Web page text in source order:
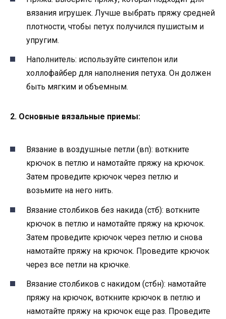
вязания игрушек. Лучше выбрать пряжу средней
плотности, чтобы петух получился пушистым и
упругим.
Наполнитель: используйте синтепон или
холлофайбер для наполнения петуха. Он должен
быть мягким и объемным.
2. Основные вязальные приемы:
Вязание в воздушные петли (вп): воткните
крючок в петлю и намотайте пряжу на крючок.
Затем проведите крючок через петлю и
возьмите на него нить.
Вязание столбиков без накида (стб): воткните
крючок в петлю и намотайте пряжу на крючок.
Затем проведите крючок через петлю и снова
намотайте пряжу на крючок. Проведите крючок
через все петли на крючке.
Вязание столбиков с накидом (стбн): намотайте
пряжу на крючок, воткните крючок в петлю и
намотайте пряжу на крючок еще раз. Проведите